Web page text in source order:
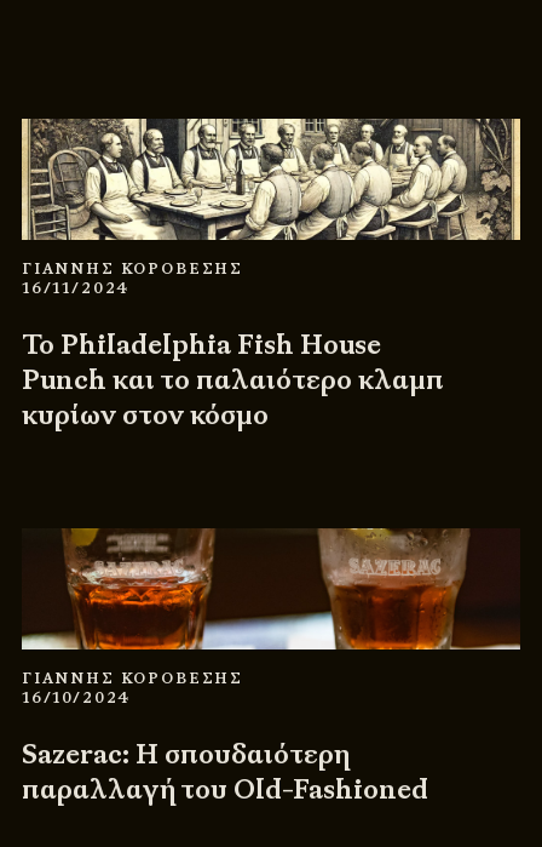
ΓΙΑΝΝΗΣ ΚΟΡΟΒΕΣΗΣ
16/11/2024
Το Philadelphia‎‎ Fish House
Punch και το παλαιότερο κλαμπ
κυρίων στον κόσμο
ΓΙΑΝΝΗΣ ΚΟΡΟΒΕΣΗΣ
16/10/2024
Sazerac: Η σπουδαιότερη
παραλλαγή του Old-Fashioned